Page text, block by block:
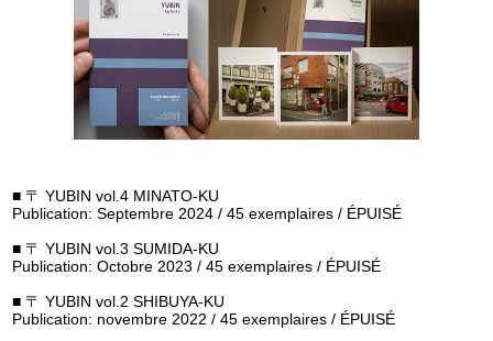
■ 〒 YUBIN vol.4 MINATO-KU
Publication: Septembre 2024 / 45 exemplaires / ÉPUISÉ
■ 〒 YUBIN vol.3 SUMIDA-KU
Publication: Octobre 2023 / 45 exemplaires / ÉPUISÉ
■ 〒 YUBIN vol.2 SHIBUYA-KU
Publication: novembre 2022 / 45 exemplaires / ÉPUISÉ